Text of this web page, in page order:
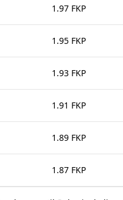
1.97 FKP
1.95 FKP
1.93 FKP
1.91 FKP
1.89 FKP
1.87 FKP